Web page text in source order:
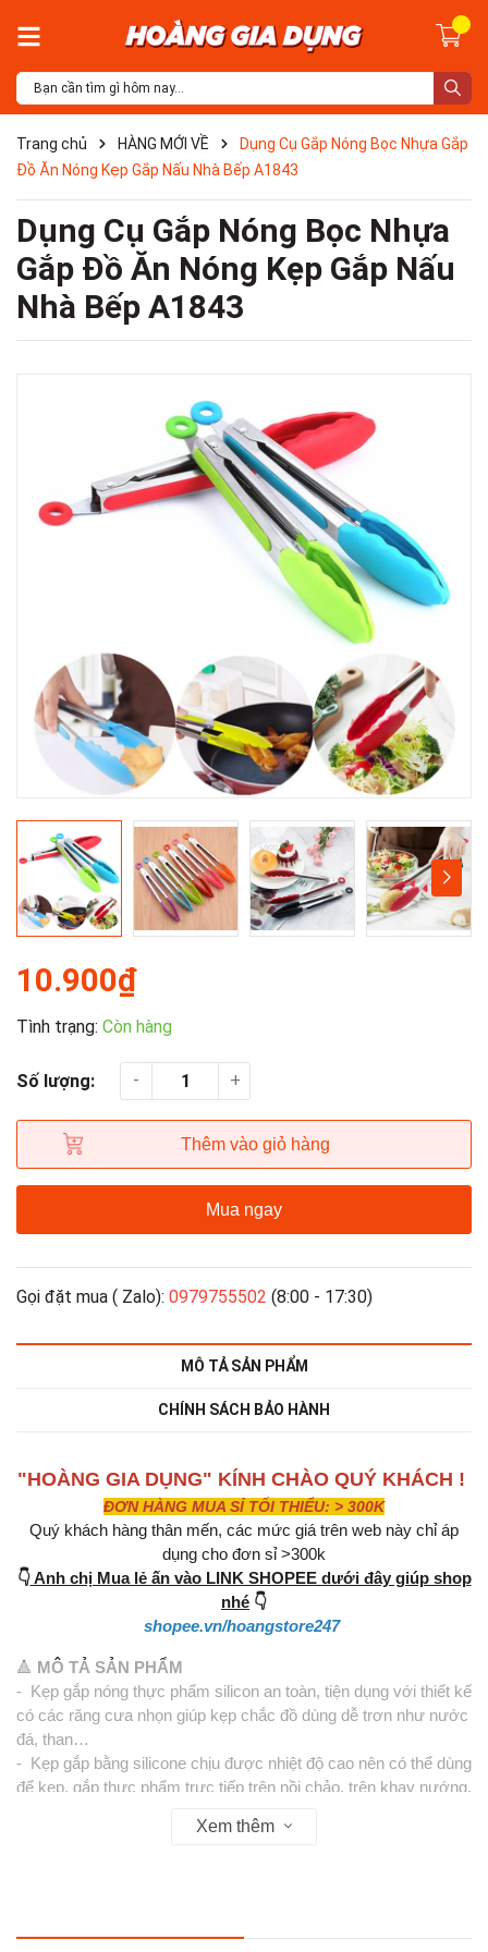
Trang chủ HÀNG MỚI VỀ
Dụng Cụ Gắp Nóng Bọc Nhựa Gắp
Đồ Ăn Nóng Kẹp Gắp Nấu Nhà Bếp A1843
Dụng Cụ Gắp Nóng Bọc Nhựa
Gắp Đồ Ăn Nóng Kẹp Gắp Nấu
Nhà Bếp A1843
10.900₫
Tình trạng: Còn hàng
Số lượng: - +
Thêm vào giỏ hàng
Mua ngay
Gọi đặt mua ( Zalo): 0979755502 (8:00 - 17:30)
MÔ TẢ SẢN PHẨM
CHÍNH SÁCH BẢO HÀNH
"HOÀNG GIA DỤNG" KÍNH CHÀO QUÝ KHÁCH !
ĐƠN HÀNG MUA SỈ TỐI THIỂU: > 300K
Quý khách hàng thân mến, các mức giá trên web này chỉ áp
dụng cho đơn sỉ >300k
👇Anh chị Mua lẻ ấn vào LINK SHOPEE dưới đây giúp shop
nhé 👇
shopee.vn/hoangstore247
🔺 MÔ TẢ SẢN PHẨM
- Kẹp gắp nóng thực phẩm silicon an toàn, tiện dụng với thiết kế
có các răng cưa nhọn giúp kẹp chắc đồ dùng dễ trơn như nước
đá, than…
- Kẹp gắp bằng silicone chịu được nhiệt độ cao nên có thể dùng
để kẹp, gắp thực phẩm trực tiếp trên nồi chảo, trên khay nướng.
- Thân cán được làm bằng Inox , chất liệu đầu gắp silicon
Xem thêm